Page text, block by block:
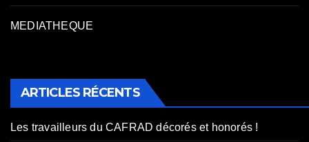
MEDIATHEQUE
ARTICLES RÉCENTS
Les travailleurs du CAFRAD décorés et honorés !